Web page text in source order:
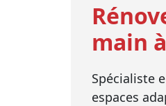
main
Spécialiste
espaces